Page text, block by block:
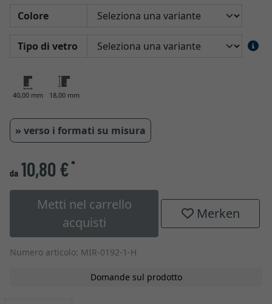
Colore
Tipo di vetro
40,00 mm 18,00 mm
» verso i formati su misura
da 10,80 €*
Metti nel carrello
acquisti
Merken
Numero articolo: MIR-0192-1-H
Domande sul prodotto